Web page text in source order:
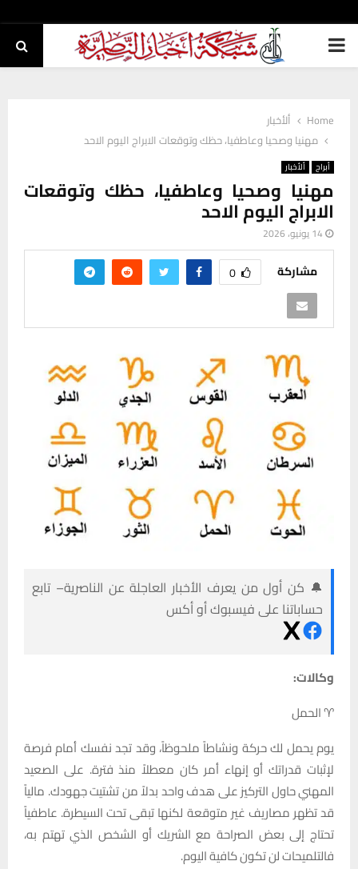
PRIMARY
Home
ألأخبار
مهنيا وصحيا وعاطفيا، حظك وتوقعات الابراج اليوم الاحد
أبراج ألأخبار
مهنيا وصحيا وعاطفيا، حظك وتوقعات
الابراج اليوم الاحد
14 يونيو، 2026
مشاركة 0
🔔 كن أول من يعرف الأخبار العاجلة عن الناصرية– تابع
حساباتنا على فيسبوك أو أكس
وكالات:
♈ الحمل
يوم يحمل لك حركة ونشاطاً ملحوظاً، وقد تجد نفسك أمام فرصة
لإثبات قدراتك أو إنهاء أمر كان معطلاً منذ فترة. على الصعيد
المهني حاول التركيز على هدف واحد بدلاً من تشتيت جهودك. مالياً
قد تظهر مصاريف غير متوقعة لكنها تبقى تحت السيطرة. عاطفياً
تحتاج إلى بعض الصراحة مع الشريك أو الشخص الذي تهتم به،
فالتلميحات لن تكون كافية اليوم.